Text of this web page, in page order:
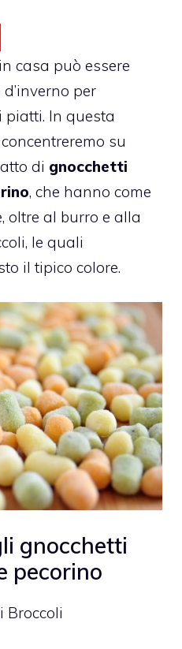
casa può essere
per
In questa
su
di gnocchetti
, che hanno come
oltre al burro e alla
le quali
il tipico colore.
gnocchetti
pecorino
Broccoli